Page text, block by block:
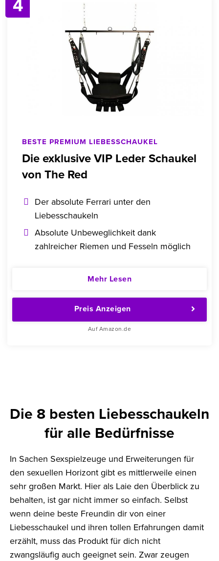
BESTE PREMIUM LIEBESSCHAUKEL
Die exklusive VIP Leder Schaukel
von The Red
Der absolute Ferrari unter den
Liebesschaukeln
Absolute Unbeweglichkeit dank
zahlreicher Riemen und Fesseln möglich
Mehr Lesen
Preis Anzeigen
Auf Amazon.de
Die 8 besten Liebesschaukeln
für alle Bedürfnisse
In Sachen Sexspielzeuge und Erweiterungen für
den sexuellen Horizont gibt es mittlerweile einen
sehr großen Markt. Hier als Laie den Überblick zu
behalten, ist gar nicht immer so einfach. Selbst
wenn deine beste Freundin dir von einer
Liebesschaukel und ihren tollen Erfahrungen damit
erzählt, muss das Produkt für dich nicht
zwangsläufig auch geeignet sein. Zwar zeugen